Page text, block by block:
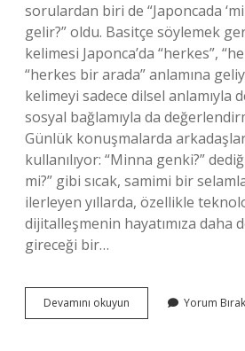
sorulardan biri de “Japoncada
gelir?” oldu. Basitçe söylemek
kelimesi Japonca’da “herkes”,
“herkes bir arada” anlamına
kelimeyi sadece dilsel anlamıyla
sosyal bağlamıyla da
Günlük konuşmalarda arkadaşlar
kullanılıyor: “Minna genki?”
mi?” gibi sıcak, samimi bir
ilerleyen yıllarda, özellikle
dijitalleşmenin hayatımıza daha
gireceği bir…
Devamını okuyun Japoncada
minna
Yorum Bırak